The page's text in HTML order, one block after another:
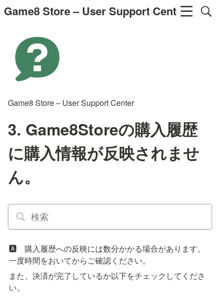
Game8 Store – User Support Center
Game8 Store – User Support Center
3. Game8Storeの購入履歴
に購入情報が反映されませ
ん。
🅰️　購入履歴への反映には数分かかる場合があります。
一度時間をおいてからご確認ください。
また、決済が完了しているか以下をチェックしてくださ
い。